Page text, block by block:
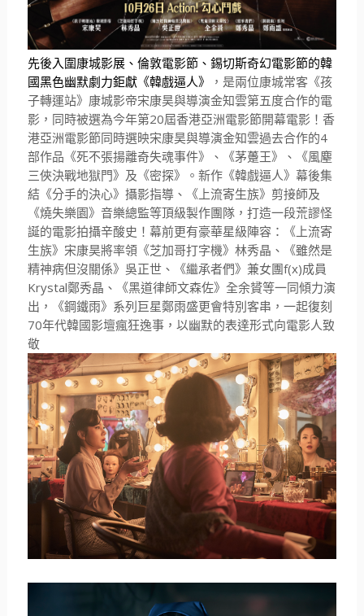
先後入圍康城影展、倫敦電影節、 錫切斯奇幻電影節的韓
國黑色幽默劇力鉅獻《韓戲逼人》
， 是兩位康城常客《孩
子轉運站》 康城影帝宋康昊與導演金知雲第五度合作的電
影，同時被選為今年第20屆香港亞洲電影節開幕電影！ 香
港亞洲電影節同時選映宋康昊與導演金知雲過去合作的4
部作品《死不張揚離奇失魂事件》、《茅躉王》、《風塵
三俠決戰地獄門》 及《密探》。新作《韓戲逼人》幕後集
結《分手的決心》攝影指導、
《上流寄生族》剪接師及
《燒失樂園》音樂總監等頂級製作團隊， 打造一段荒謬怪
誕的電影拍攝辛酸史！幕前更有豪華星級陣容：《 上流寄
生族》宋康昊將率領《芝加哥打字機》林秀晶、《雖然是
精神病但沒關係》吳正世、《繼承者們》兼女團f(x)成員
Krystal鄭秀晶、《黑道律師文森佐》 全余贇等一同傾力演
出，《鋼鐵雨》系列巨星鄭雨盛更會特別客串， 一起復刻
70年代韓國影壇瘋狂逸事， 以幽默的表達形式向電影人致
敬